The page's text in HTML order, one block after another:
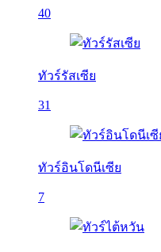
40
ทัวร์รัสเซีย
31
ทัวร์อินโดนีเซีย
7